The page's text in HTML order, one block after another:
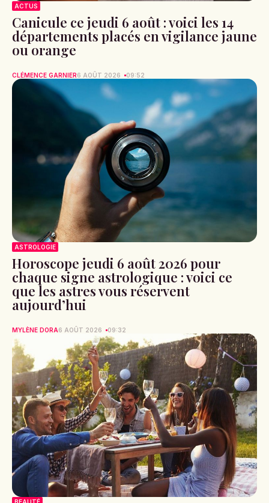
ACTUS
Canicule ce jeudi 6 août : voici les 14
départements placés en vigilance jaune
ou orange
CLÉMENCE GARNIER6 AOÛT 2026 09:52
ASTROLOGIE
Horoscope jeudi 6 août 2026 pour
chaque signe astrologique : voici ce
que les astres vous réservent
aujourd’hui
MYLÈNE DORA6 AOÛT 2026 09:32
BEAUTÉ